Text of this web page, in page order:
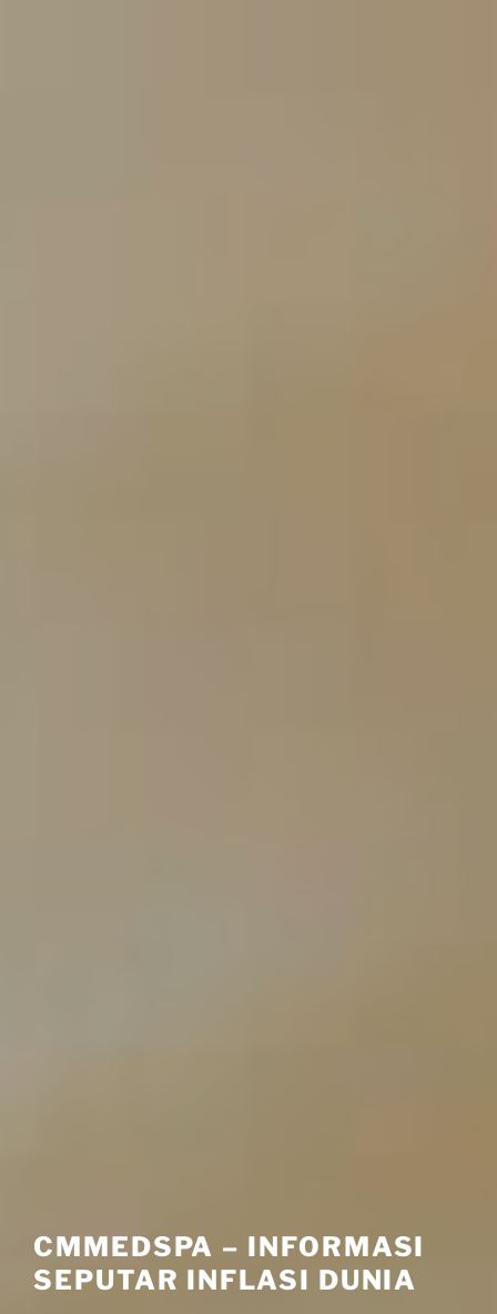
CMMEDSPA – INFORMASI
SEPUTAR INFLASI DUNIA